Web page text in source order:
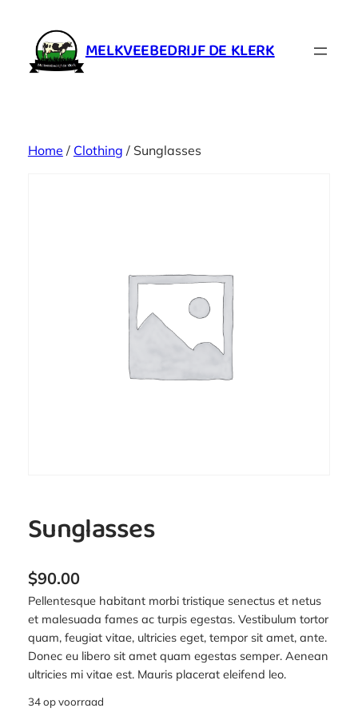
inhoud
MELKVEEBEDRIJF DE KLERK
Home / Clothing / Sunglasses
Sunglasses
$90.00
Pellentesque habitant morbi tristique senectus et netus
et malesuada fames ac turpis egestas. Vestibulum tortor
quam, feugiat vitae, ultricies eget, tempor sit amet, ante.
Donec eu libero sit amet quam egestas semper. Aenean
ultricies mi vitae est. Mauris placerat eleifend leo.
34 op voorraad